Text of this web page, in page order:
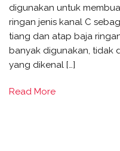
digunakan untuk
ringan jenis kanal C
tiang dan atap baja
banyak digunakan, tidak
yang dikenal […]
Read More